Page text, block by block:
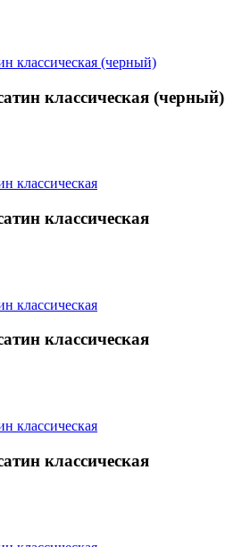
классическая (черный)
классическая
классическая
классическая